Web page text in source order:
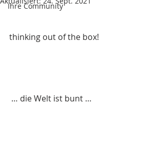
Ihre Community
thinking out of the box!
… die Welt ist bunt …